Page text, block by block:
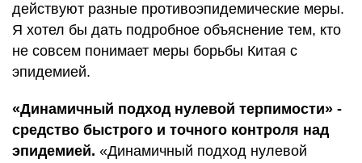
действуют разные противоэпидемические меры.
Я хотел бы дать подробное объяснение тем, кто
не совсем понимает меры борьбы Китая с
эпидемией.
«Динамичный подход нулевой терпимости» -
средство быстрого и точного контроля над
эпидемией. «Динамичный подход нулевой